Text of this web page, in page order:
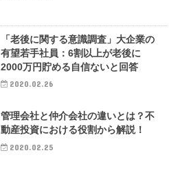
「老後に関する意識調査」大企業の
有望若手社員：6割以上が老後に
2000万円貯める自信ないと回答
2020.02.26
管理会社と仲介会社の違いとは？不
動産投資における役割から解説！
2020.02.25